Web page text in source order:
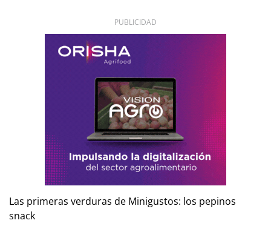
PUBLICIDAD
Las primeras verduras de Minigustos: los pepinos
snack